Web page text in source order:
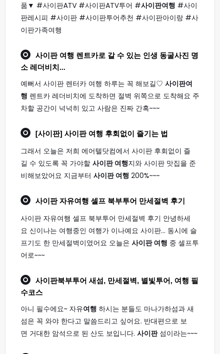
품▼ #사이판ATV #사이판ATV투어 #사이판여행 #사이
판레시피 #사이판 #사이판투어추천 #사이판아이랑 #사
이판가족여행
사이판 여행 렌트카로 갈 수 있는 인생 동굴사진 명
소 레더비치...
예뻐서 사이판 렌터카 여행 하루는 꼭 해보길♡ 사이판여
행 렌트카 레더비치에 도착하면 절벽 위쪽으로 도착해요 주
차할 공간이 넉넉히 있고 사람은 진짜 간혹~~~
[사이판] 사이판 여행 후회없이 즐기는 법
그래서 오늘은 저희 에어텔닷컴에서 사이판 후회없이 즐
길 수 있도록 꼭 가야할 사이판 여행지와 사이판 맛집을 준
비해보았어요 지금부터 사이판 여행 200%~~~
사이판자유여행 셀프 북부투어 만세절벽 후기
사이판 자유여행 셀프 북부투어 만세절벽 후기 안녕하세
요 신이나는 여행중인 여행가 이나예요 사이판... 동시에 슬
프기도 한 만세절벽이였어요 오늘은 사이판 여행 중 셀프투
어로~~~
사이판북부투어 새섬, 만세절벽, 별빛투어, 여행 필
수코스
아니 필수에요~ 자유여행 하시는 분들도 마나가하섬과 새
섬은 꼭 와야 한다고 말씀드리고 싶어요. 반대편으로 보
면 거대한 암석으로 된 산도 보입니다. 사이판섬이라는~~~